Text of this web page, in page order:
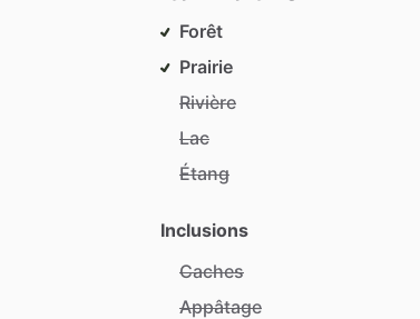
Forêt
Prairie
Rivière
Lac
Étang
Inclusions
Caches
Appâtage